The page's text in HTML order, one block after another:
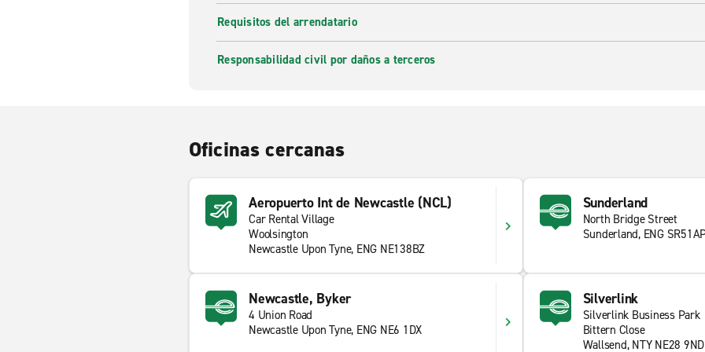
Requisitos del arrendatario
Responsabilidad civil por daños a terceros
Oficinas cercanas
Aeropuerto Int de Newcastle (NCL)
Car Rental Village
Woolsington
Newcastle Upon Tyne, ENG NE138BZ
Sunderland
North Bridge Street
Sunderland, ENG
Newcastle, Byker
4 Union Road
Newcastle Upon Tyne, ENG NE6 1DX
Silverlink
Silverlink Business Park
Bittern Close
Wallsend, NTY NE28 9ND